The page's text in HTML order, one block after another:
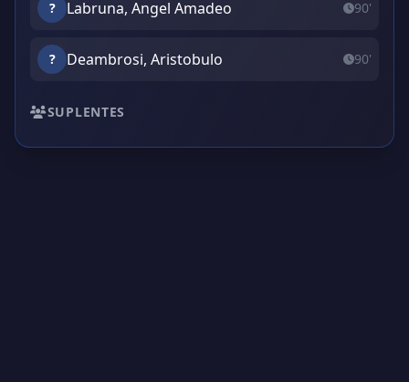
? Labruna, Angel Amadeo 90'
? Deambrosi, Aristobulo 90'
SUPLENTES